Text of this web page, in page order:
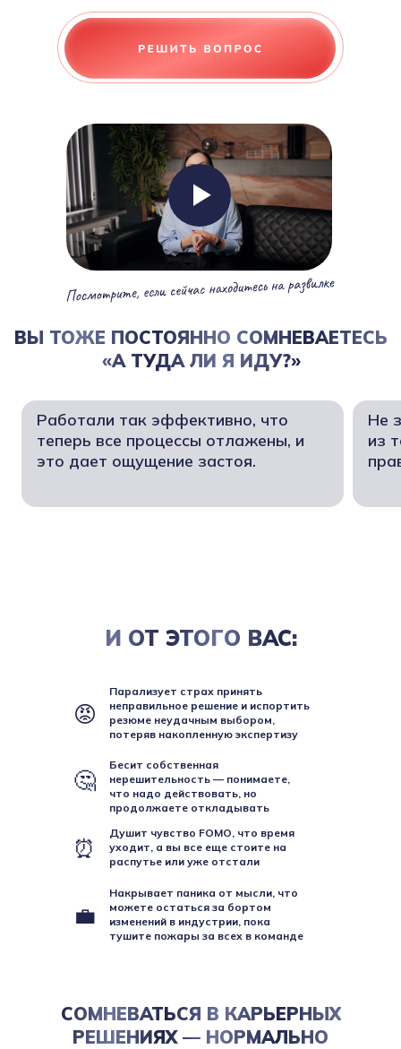
ВЫ ТОЖЕ ПОСТОЯННО СОМНЕВАЕТЕСЬ
«А ТУДА ЛИ Я ИДУ?»
Не
из
Работали так эффективно, что
теперь все процессы отлажены, и
это дает ощущение застоя.
И ОТ ЭТОГО ВАС:
😡
Парализует страх принять
неправильное решение и испортить
резюме неудачным выбором,
потеряв накопленную экспертизу
🤔
Бесит собственная
нерешительность — понимаете,
что надо действовать, но
продолжаете откладывать
⏰
Душит чувство FOMO, что время
уходит, а вы все еще стоите на
распутье или уже отстали
💼
Накрывает паника от мысли, что
можете остаться за бортом
изменений в индустрии, пока
тушите пожары за всех в команде
СОМНЕВАТЬСЯ В КАРЬЕРНЫХ
РЕШЕНИЯХ — НОРМАЛЬНО